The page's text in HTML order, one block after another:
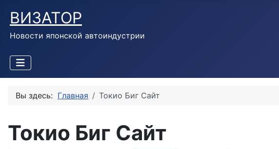
ВИЗАТОР
Новости японской автоиндустрии
Вы здесь: Главная Токио Биг Сайт
Токио Биг Сайт